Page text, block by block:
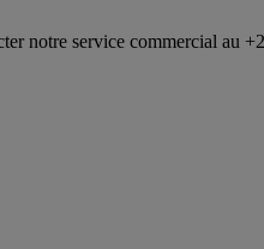
au +228 92 69 88 33